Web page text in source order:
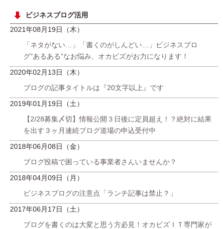
ビジネスブログ活用
2021年08月19日（木）
「ネタがない…」「書くのがしんどい…」ビジネスブロ
グ”あるある”なお悩み、オカビズがお力になります！
2020年02月13日（木）
ブログの記事タイトルは『20文字以上』です
2019年01月19日（土）
【2/28募集〆切】情報公開３日後に定員超え！？絶対に結果
を出す３ヶ月連続ブログ道場の申込受付中
2018年06月08日（金）
ブログ投稿で困っている事業者さんいませんか？
2018年04月09日（月）
ビジネスブログの注意点「ランチ記事は禁止？」
2017年06月17日（土）
ブログを書くのは大変と思う方必見！オカビズＩＴ専門家が